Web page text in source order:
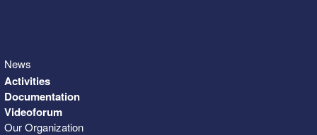
News
Activities
Documentation
Videoforum
Our Organization